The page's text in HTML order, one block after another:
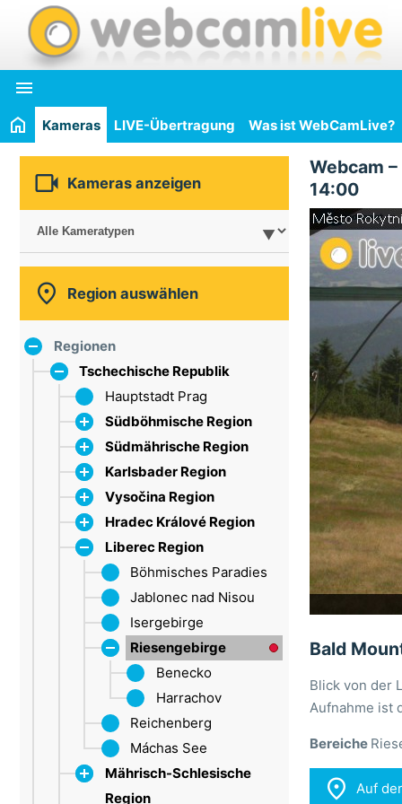

Kameras LIVE-Übertragung Was ist WebCamLive?
 Kameras anzeigen
 Region auswählen
Regionen
Tschechische Republik
Hauptstadt Prag
Südböhmische Region
Dačice
Strakonice
Böhmerwald
Lipno
Třeboňsko
Südmährische Region
Bílé Karpaty
Lundenburg
Brünn
Drahanské vrchoviny
Mährischer Karst
Olešnice
Pálava
Tišnov
Vranov nad Dyjí
Znojmo
Karlsbader Region
Erzgebirge
Marienbad
Sokolov
Vysočina Region
Iglau
Trebitsch
Groß Meseritsch
Saarer Berge
Hradec Králové Region
CHKO Broumovsko
Braunauer
Bergland
Habichtsberge
Dobruška
Hradec Králové
Riesengebirge (HK)
Spindlermühle
Neupaka
Adlergebirge
Trutnov
Liberec Region
Böhmisches Paradies
Jablonec nad Nisou
Isergebirge
Riesengebirge
Benecko
Harrachov
Reichenberg
Máchas See
Mährisch-Schlesische
Region
Webcam –
14:00
Bald
Blick von der
Aufnahme ist
Bereiche
 Auf